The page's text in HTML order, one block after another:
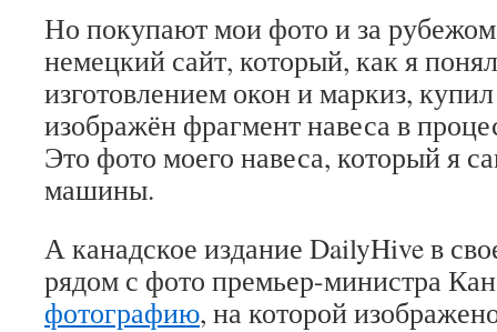
Но покупают мои фото и за
немецкий сайт, который, как я
изготовлением окон и маркиз,
изображён фрагмент навеса в
Это фото моего навеса, который я
машины.
А канадское издание DailyHive в
рядом с фото премьер-министра
фотографию, на которой